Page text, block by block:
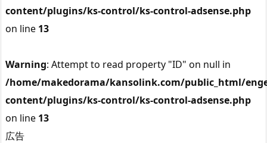
content/plugins/ks-control/ks-control-adsense.php
on line 13
Warning: Attempt to read property "ID" on null in
/home/makedorama/kansolink.com/public_html/
content/plugins/ks-control/ks-control-adsense.php
on line 13
広告